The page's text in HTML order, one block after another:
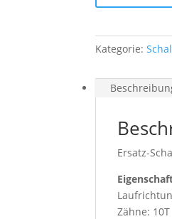
9/10-
Menge
Kategorie:
Ersatz-
Zähne: 10T